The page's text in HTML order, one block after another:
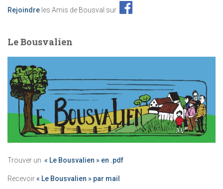
Rejoindre les Amis de Bousval sur
Le Bousvalien
Trouver un « Le Bousvalien » en .pdf
Recevoir« Le Bousvalien » par mail